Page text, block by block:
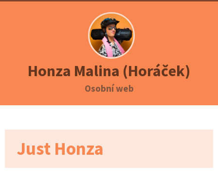
Honza Malina (Horáček)
Osobní web
Just Honza